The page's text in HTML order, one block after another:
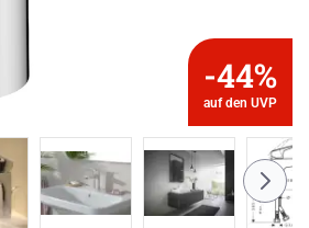
-44%
auf den UVP